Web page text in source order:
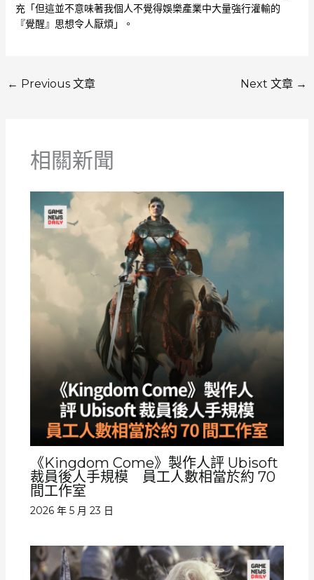
充「但這並不意味著我個人不覺得娛樂產業中大量強行灌輸的
『覺醒』思想令人厭煩」。
← Previous 文章 Next 文章 →
相關新聞
《Kingdom Come》製作人評 Ubisoft
裁員後人手規模 員工人數相當於約 70
間工作室
2026 年 5 月 23 日